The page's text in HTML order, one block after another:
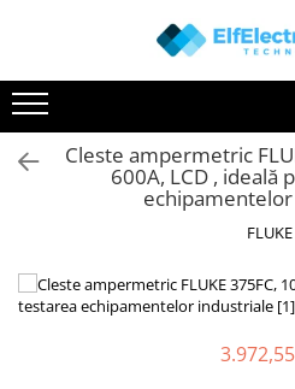
Toate Produsele
Audio
Auto
Instrumente de masura si control
Scule Atelier
Cleste ampermetric
600A, LCD , ideală
FLUKE